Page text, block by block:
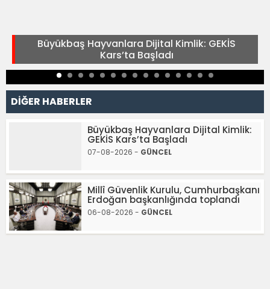
Büyükbaş Hayvanlara Dijital Kimlik: GEKİS
Kars’ta Başladı
DİĞER HABERLER
Büyükbaş Hayvanlara Dijital Kimlik:
GEKİS Kars’ta Başladı
07-08-2026 - GÜNCEL
Millî Güvenlik Kurulu, Cumhurbaşkanı
Erdoğan başkanlığında toplandı
06-08-2026 - GÜNCEL